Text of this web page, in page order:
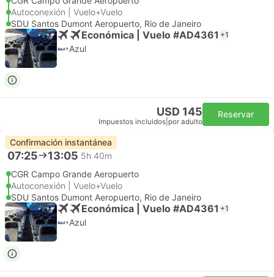
Autoconexión | Vuelo+Vuelo
SDU Santos Dumont Aeropuerto, Rio de Janeiro
Económica | Vuelo #AD4361 +1
Azul
USD 145
Impuestos incluidos por adulto
Reservar
Confirmación instantánea
07:25 13:05 5h 40m
CGR Campo Grande Aeropuerto
Autoconexión | Vuelo+Vuelo
SDU Santos Dumont Aeropuerto, Rio de Janeiro
Económica | Vuelo #AD4361 +1
Azul